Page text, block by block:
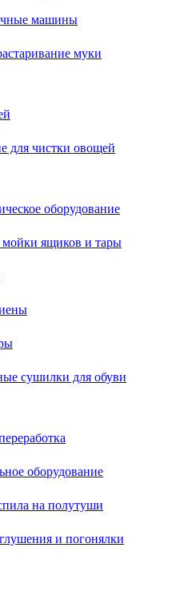
машины
муки
для чистки овощей
оборудование
ящиков и тары
сушилки для обуви
оборудование
на полутуши
и погонялки